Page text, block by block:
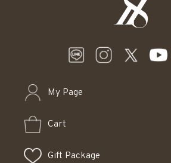
My Page
Cart
Gift Package